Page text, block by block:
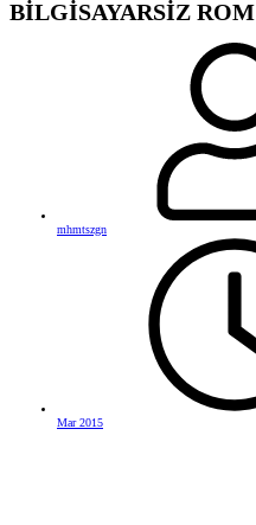
BİLGİSAYARSİZ ROM
mhmtszgn
Mar 2015